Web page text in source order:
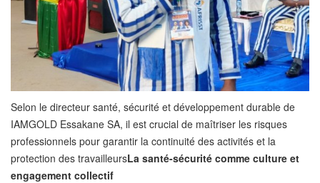
Selon le directeur santé, sécurité et développement durable de
IAMGOLD Essakane SA, il est crucial de maîtriser les risques
professionnels pour garantir la continuité des activités et la
protection des travailleursLa santé-sécurité comme culture et
engagement collectif